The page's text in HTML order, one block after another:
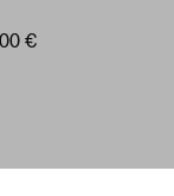
€